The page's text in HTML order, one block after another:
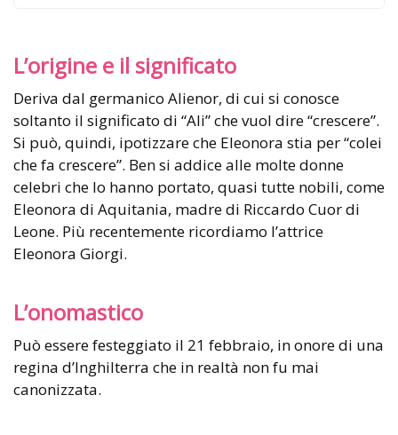
L’origine e il significato
Deriva dal germanico Alienor, di cui si conosce
soltanto il significato di “Ali” che vuol dire “crescere”.
Si può, quindi, ipotizzare che Eleonora stia per “colei
che fa crescere”. Ben si addice alle molte donne
celebri che lo hanno portato, quasi tutte nobili, come
Eleonora di Aquitania, madre di Riccardo Cuor di
Leone. Più recentemente ricordiamo l’attrice
Eleonora Giorgi.
L’onomastico
Può essere festeggiato il 21 febbraio, in onore di una
regina d’Inghilterra che in realtà non fu mai
canonizzata.